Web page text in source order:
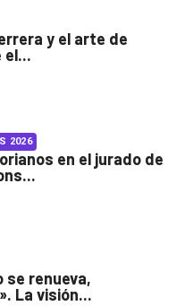
y el arte de
el...
2026
en el jurado de
se renueva,
La visión...